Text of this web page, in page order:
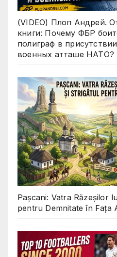
(VIDEO) Плоп Андрей.
книги: Почему ФБР
полиграф в
военных атташе НАТО?
Pașcani: Vatra Răzeșilor
pentru Demnitate în Fața